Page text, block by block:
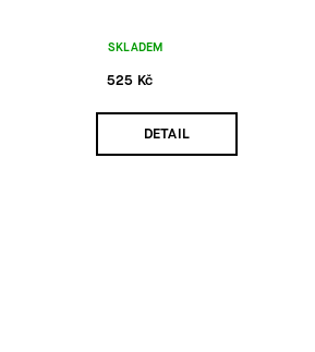
SKLADEM
525 Kč
DETAIL